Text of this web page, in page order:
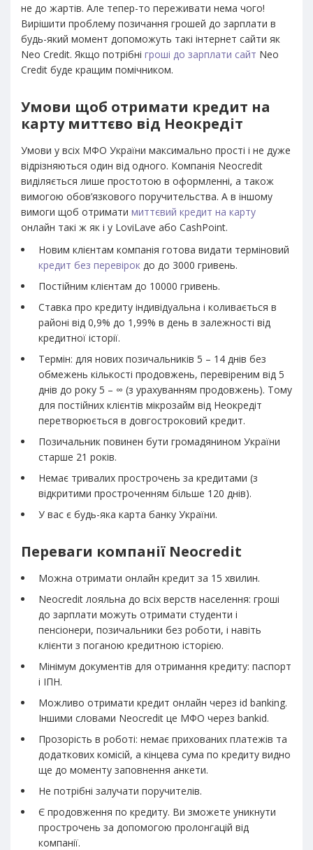
не до жартів. Але тепер-то переживати нема чого!
Вирішити проблему позичання грошей до зарплати в
будь-який момент допоможуть такі інтернет сайти як
Neo Credit. Якщо потрібні гроші до зарплати сайт Neo
Credit буде кращим помічником.
Умови щоб отримати кредит на
карту миттєво від Неокредіт
Умови у всіх МФО України максимально прості і не дуже
відрізняються один від одного. Компанія Neocredit
виділяється лише простотою в оформленні, а також
вимогою обов’язкового поручительства. А в іншому
вимоги щоб отримати миттєвий кредит на карту
онлайн такі ж як і у LoviLave або CashPoint.
Новим клієнтам компанія готова видати терміновий
кредит без перевірок до до 3000 гривень.
Постійним клієнтам до 10000 гривень.
Ставка про кредиту індивідуальна і коливається в
районі від 0,9% до 1,99% в день в залежності від
кредитної історії.
Термін: для нових позичальників 5 – 14 днів без
обмежень кількості продовжень, перевіреним від 5
днів до року 5 – ∞ (з урахуванням продовжень). Тому
для постійних клієнтів мікрозайм від Неокредіт
перетворюється в довгостроковий кредит.
Позичальник повинен бути громадянином України
старше 21 років.
Немає тривалих прострочень за кредитами (з
відкритими простроченням більше 120 днів).
У вас є будь-яка карта банку України.
Переваги компанії Neocredit
Можна отримати онлайн кредит за 15 хвилин.
Neocredit лояльна до всіх верств населення: гроші
до зарплати можуть отримати студенти і
пенсіонери, позичальники без роботи, і навіть
клієнти з поганою кредитною історією.
Мінімум документів для отримання кредиту: паспорт
і ІПН.
Можливо отримати кредит онлайн через id banking.
Іншими словами Neocredit це МФО через bankid.
Прозорість в роботі: немає прихованих платежів та
додаткових комісій, а кінцева сума по кредиту видно
ще до моменту заповнення анкети.
Не потрібні залучати поручителів.
Є продовження по кредиту. Ви зможете уникнути
прострочень за допомогою пролонгацій від
компанії.